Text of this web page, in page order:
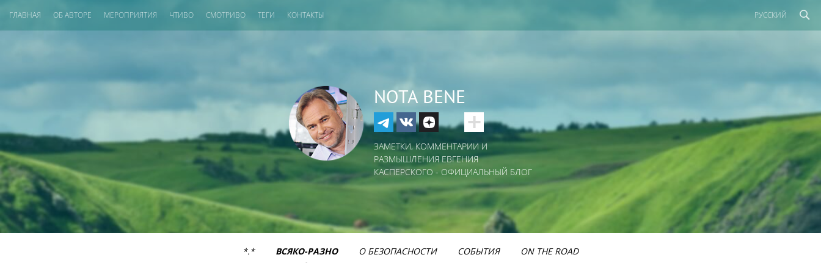
ГЛАВНАЯ ОБ АВТОРЕ МЕРОПРИЯТИЯ ЧТИВО СМОТРИВО ТЕГИ КОНТАКТЫ РУССКИЙ
NOTA BENE
ЗАМЕТКИ, КОММЕНТАРИИ И
РАЗМЫШЛЕНИЯ ЕВГЕНИЯ
КАСПЕРСКОГО - ОФИЦИАЛЬНЫЙ БЛОГ
*.* ВСЯКО-РАЗНО О БЕЗОПАСНОСТИ СОБЫТИЯ ON THE ROAD